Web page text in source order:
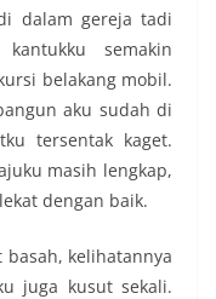
dalam gereja tadi
semakin
belakang mobil.
aku sudah di
tersentak kaget.
masih lengkap,
dengan baik.
kelihatannya
juga kusut sekali.